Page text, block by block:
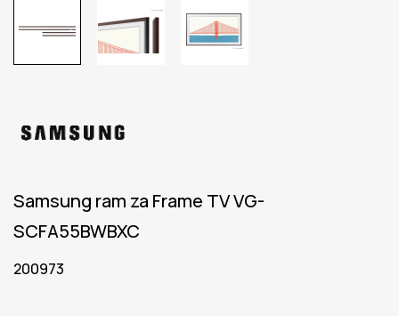
Samsung ram za Frame TV VG-
SCFA55BWBXC
200973